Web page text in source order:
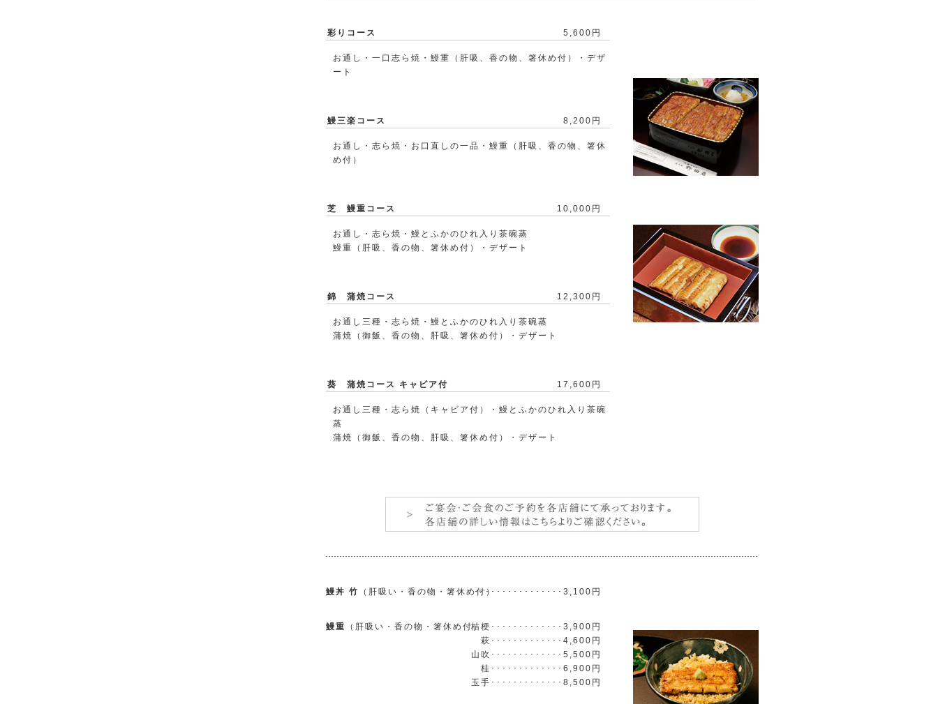
彩りコース 5,600円
お通し・一口志ら焼・鰻重（肝吸、香の物、箸休め付）・デザ
ート
鰻三楽コース 8,200円
お通し・志ら焼・お口直しの一品・鰻重（肝吸、香の物、箸休
め付）
芝 鰻重コース 10,000円
お通し・志ら焼・鰻とふかのひれ入り茶碗蒸
鰻重（肝吸、香の物、箸休め付）・デザート
錦 蒲焼コース 12,300円
お通し三種・志ら焼・鰻とふかのひれ入り茶碗蒸
蒲焼（御飯、香の物、肝吸、箸休め付）・デザート
葵 蒲焼コース キャビア付 17,600円
お通し三種・志ら焼（キャビア付）・鰻とふかのひれ入り茶碗
蒸
蒲焼（御飯、香の物、肝吸、箸休め付）・デザート
鰻丼 竹 （肝吸い・香の物・箸休め付）････････････････3,100円
鰻重 （肝吸い・香の物・箸休め付）桔梗･････････････3,900円
萩･････････････4,600円
山吹･････････････5,500円
桂･････････････6,900円
玉手･････････････8,500円